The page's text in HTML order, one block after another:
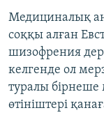
Медициналық
соққы алған
шизофрения
келгенде ол
туралы бірнеше
өтініштері